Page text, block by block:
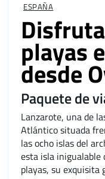
ESPAÑA
playas
desde
Paquete de
Lanzarote, una de
Atlántico situada
las ocho islas del
esta isla inigualable
playas, su exquisita